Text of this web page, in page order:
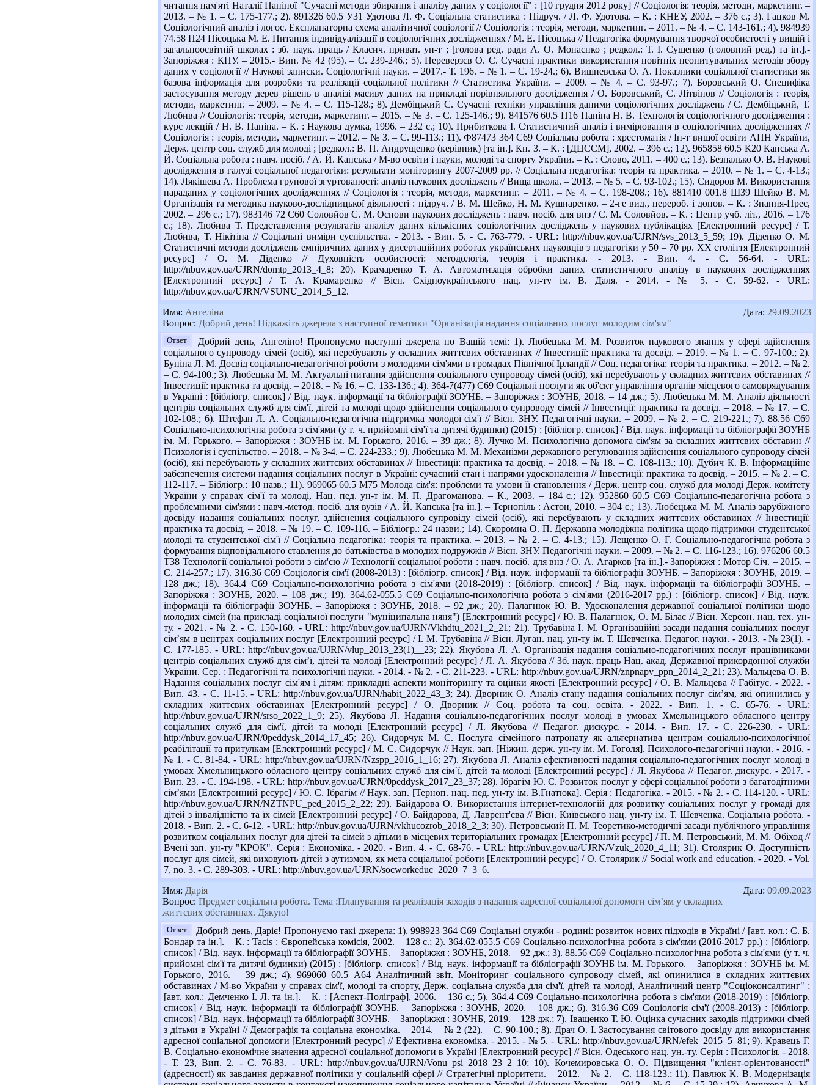
читання пам'яті Наталії Паніної "Сучасні методи збирання і аналізу даних у соціології" : [10 грудня 2012 року] // Соціологія: теорія, методи, маркетинг. –
2013. – № 1. – С. 175-177.; 2). 891326 60.5 У31 Удотова Л. Ф. Соціальна статистика : Підруч. / Л. Ф. Удотова. – К. : КНЕУ, 2002. – 376 с.; 3). Гацков М.
Соціологічний аналіз і логос. Експланаторна схема аналітичної соціології // Соціологія : теорія, методи, маркетинг. – 2011. – № 4. – С. 143-161.; 4). 984939
74.58 П24 Пісоцька М. Е. Питання індивідуалізації в соціологічних дослідженнях / М. Е. Пісоцька // Педагогіка формування творчої особистості у вищій і
загальноосвітній школах : зб. наук. праць / Класич. приват. ун-т ; [голова ред. ради А. О. Монаєнко ; редкол.: Т. І. Сущенко (головний ред.) та ін.].-
Запоріжжя : КПУ. – 2015.- Вип. № 42 (95). – С. 239-246.; 5). Переверзєв О. С. Сучасні практики використання новітніх неопитувальних методів збору
даних у соціології // Наукові записки. Соціологічні науки. – 2017.- Т. 196. – № 1. – С. 19-24.; 6). Вишневська О. А. Показники соціальної статистики як
базова інформація для розробки та реалізації соціальної політики // Статистика України. – 2009. – № 4. – С. 93-97.; 7). Боровський О. Специфіка
застосування методу дерев рішень в аналізі масиву даних на прикладі порівняльного дослідження / О. Боровський, С. Літвінов // Соціологія : теорія,
методи, маркетинг. – 2009. – № 4. – С. 115-128.; 8). Дембіцький С. Сучасні техніки управління даними соціологічних досліджень / С. Дембіцький, Т.
Любива // Соціологія: теорія, методи, маркетинг. – 2015. – № 3. – С. 125-146.; 9). 841576 60.5 П16 Паніна Н. В. Технологія соціологічного дослідження :
курс лекцій / Н. В. Паніна. – К. : Наукова думка, 1996. – 232 с.; 10). Прибиткова І. Статистичний аналіз і вимірювання в соціологічних дослідженнях //
Соціологія : теорія, методи, маркетинг. – 2012. – № 3. – С. 99-113.; 11). Ф87473 364 С69 Соціальна робота : хрестоматія / Ін-т вищої освіти АПН України,
Держ. центр соц. служб для молоді ; [редкол.: В. П. Андрущенко (керівник) [та ін.]. Кн. 3. – К. : [ДЦССМ], 2002. – 396 с.; 12). 965858 60.5 К20 Капська А.
Й. Соціальна робота : навч. посіб. / А. Й. Капська / М-во освіти і науки, молоді та спорту України. – К. : Слово, 2011. – 400 с.; 13). Безпалько О. В. Наукові
дослідження в галузі соціальної педагогіки: результати моніторингу 2007-2009 рр. // Соціальна педагогіка: теорія та практика. – 2010. – № 1. – С. 4-13.;
14). Лякішева А. Проблема групової згуртованості: аналіз наукових досліджень // Вища школа. – 2013. – № 5. – С. 93-102.; 15). Сидоров М. Використання
параданих у соціологічних дослідженнях // Соціологія : теорія, методи, маркетинг. – 2011. – № 4. – С. 198-208.; 16). 881410 001.8 Ш39 Шейко В. М.
Організація та методика науково-дослідницької діяльності : підруч. / В. М. Шейко, Н. М. Кушнаренко. – 2-ге вид., перероб. і допов. – К. : Знання-Прес,
2002. – 296 с.; 17). 983146 72 С60 Соловйов С. М. Основи наукових досліджень : навч. посіб. для внз / С. М. Соловйов. – К. : Центр учб. літ., 2016. – 176
с.; 18). Любива Т. Представлення результатів аналізу даних кількісних соціологічних досліджень у наукових публікаціях [Електронний ресурс] / Т.
Любива, Т. Нікітіна // Соціальні виміри суспільства. - 2013. - Вип. 5. - С. 763-779. - URL: http://nbuv.gov.ua/UJRN/svs_2013_5_59; 19). Діденко О. М.
Статистичні методи досліджень емпіричних даних у дисертаційних роботах українських науковців з педагогіки у 50 – 70 рр. ХХ століття [Електронний
ресурс] / О. М. Діденко // Духовність особистості: методологія, теорія і практика. - 2013. - Вип. 4. - С. 56-64. - URL:
http://nbuv.gov.ua/UJRN/domtp_2013_4_8; 20). Крамаренко Т. А. Автоматизація обробки даних статистичного аналізу в наукових дослідженнях
[Електронний ресурс] / Т. А. Крамаренко // Вісн. Східноукраїнського нац. ун-ту ім. В. Даля. - 2014. - № 5. - С. 59-62. - URL:
http://nbuv.gov.ua/UJRN/VSUNU_2014_5_12.
Дата: 29.09.2023
Имя: Ангеліна
Вопрос: Добрий день! Підкажіть джерела з наступної тематики "Організація надання соціальних послуг молодим сім'ям"
Ответ
Добрий день, Ангеліно! Пропонуємо наступні джерела по Вашій темі: 1). Любецька М. М. Розвиток наукового знання у сфері здійснення
соціального супроводу сімей (осіб), які перебувають у складних життєвих обставинах // Інвестиції: практика та досвід. – 2019. – № 1. – С. 97-100.; 2).
Буніна Л. М. Досвід соціально-педагогічної роботи з молодими сім'ями в громадах Північної Ірландії // Соц. педагогіка: теорія та практика. – 2012. – № 2.
– С. 94-100.; 3). Любецька М. М. Актуальні питання здійснення соціального супроводу сімей (осіб), які перебувають у складних життєвих обставинах //
Інвестиції: практика та досвід. – 2018. – № 16. – С. 133-136.; 4). 364-7(477) С69 Соціальні послуги як об'єкт управління органів місцевого самоврядування
в Україні : [бібліогр. список] / Від. наук. інформації та бібліографії ЗОУНБ. – Запоріжжя : ЗОУНБ, 2018. – 14 дж.; 5). Любецька М. М. Аналіз діяльності
центрів соціальних служб для сім'ї, дітей та молоді щодо здійснення соціального супроводу сімей // Інвестиції: практика та досвід. – 2018. – № 17. – С.
102-108.; 6). Штефан Л. А. Соціально-педагогічна підтримка молодої сім'ї // Вісн. ЗНУ. Педагогічні науки. – 2009. – № 2. – С. 219-221.; 7). 88.56 С69
Соціально-психологічна робота з сім'ями (у т. ч. прийомні сім'ї та дитячі будинки) (2015) : [бібліогр. список] / Від. наук. інформації та бібліографії ЗОУНБ
ім. М. Горького. – Запоріжжя : ЗОУНБ ім. М. Горького, 2016. – 39 дж.; 8). Лучко М. Психологічна допомога сім'ям за складних життєвих обставин //
Психологія і суспільство. – 2018. – № 3-4. – С. 224-233.; 9). Любецька М. М. Механізми державного регулювання здійснення соціального супроводу сімей
(осіб), які перебувають у складних життєвих обставинах // Інвестиції: практика та досвід. – 2018. – № 18. – С. 108-113.; 10). Дубич К. В. Інформаційне
забезпечення системи надання соціальних послуг в Україні: сучасний стан і напрями удосконалення // Інвестиції: практика та досвід. – 2015. – № 2. – С.
112-117. – Бібліогр.: 10 назв.; 11). 969065 60.5 М75 Молода сім'я: проблеми та умови її становлення / Держ. центр соц. служб для молоді Держ. комітету
України у справах сім'ї та молоді, Нац. пед. ун-т ім. М. П. Драгоманова. – К., 2003. – 184 с.; 12). 952860 60.5 С69 Соціально-педагогічна робота з
проблемними сім'ями : навч.-метод. посіб. для вузів / А. Й. Капська [та ін.]. – Тернопіль : Астон, 2010. – 304 с.; 13). Любецька М. М. Аналіз зарубіжного
досвіду надання соціальних послуг, здійснення соціального супровіду сімей (осіб), які перебувають у складних життєвих обставинах // Інвестиції:
практика та досвід. – 2018. – № 19. – С. 109-116. – Бібліогр.: 24 назви.; 14). Скоромна О. П. Державна молодіжна політика щодо підтримки студентської
молоді та студентської сім'ї // Соціальна педагогіка: теорія та практика. – 2013. – № 2. – С. 4-13.; 15). Лещенко О. Г. Соціально-педагогічна робота з
формування відповідального ставлення до батьківства в молодих подружжів // Вісн. ЗНУ. Педагогічні науки. – 2009. – № 2. – С. 116-123.; 16). 976206 60.5
Т38 Технології соціальної роботи з сім'єю // Технології соціальної роботи : навч. посіб. для внз / О. А. Агарков [та ін.].- Запоріжжя : Мотор Січ. – 2015. –
С. 214-257.; 17). 316.36 С69 Соціологія сім'ї (2008-2013) : [бібліогр. список] / Від. наук. інформації та бібліографії ЗОУНБ. – Запоріжжя : ЗОУНБ, 2019. –
128 дж.; 18). 364.4 С69 Соціально-психологічна робота з сім'ями (2018-2019) : [бібліогр. список] / Від. наук. інформації та бібліографії ЗОУНБ. –
Запоріжжя : ЗОУНБ, 2020. – 108 дж.; 19). 364.62-055.5 С69 Соціально-психологічна робота з сім'ями (2016-2017 рр.) : [бібліогр. список] / Від. наук.
інформації та бібліографії ЗОУНБ. – Запоріжжя : ЗОУНБ, 2018. – 92 дж.; 20). Палагнюк Ю. В. Удосконалення державної соціальної політики щодо
молодих сімей (на прикладі соціальної послуги "муніципальна няня") [Електронний ресурс] / Ю. В. Палагнюк, О. М. Білас // Вісн. Херсон. нац. тех. ун-
ту. - 2021. - № 2. - С. 150-160. - URL: http://nbuv.gov.ua/UJRN/Vkhdtu_2021_2_21; 21). Трубавіна І. М. Організаційні засади надання соціальних послуг
сім’ям в центрах соціальних послуг [Електронний ресурс] / І. М. Трубавіна // Вісн. Луган. нац. ун-ту ім. Т. Шевченка. Педагог. науки. - 2013. - № 23(1). -
С. 177-185. - URL: http://nbuv.gov.ua/UJRN/vlup_2013_23(1)__23; 22). Якубова Л. А. Організація надання соціально-педагогічних послуг працівниками
центрів соціальних служб для сім’ї, дітей та молоді [Електронний ресурс] / Л. А. Якубова // Зб. наук. праць Нац. акад. Державної прикордонної служби
України. Сер. : Педагогічні та психологічні науки. - 2014. - № 2. - С. 211-223. - URL: http://nbuv.gov.ua/UJRN/znpnapv_ppn_2014_2_21; 23). Мальцева О. В.
Надання соціальних послуг сім'ям і дітям: прикладні аспекти моніторингу та оцінки якості [Електронний ресурс] / О. В. Мальцева // Габітус. - 2022. -
Вип. 43. - С. 11-15. - URL: http://nbuv.gov.ua/UJRN/habit_2022_43_3; 24). Дворник О. Аналіз стану надання соціальних послуг сім’ям, які опинились у
складних життєвих обставинах [Електронний ресурс] / О. Дворник // Соц. робота та соц. освіта. - 2022. - Вип. 1. - С. 65-76. - URL:
http://nbuv.gov.ua/UJRN/srso_2022_1_9; 25). Якубова Л. Надання соціально-педагогічних послуг молоді в умовах Хмельницького обласного центру
соціальних служб для сім'ї, дітей та молоді [Електронний ресурс] / Л. Якубова // Педагог. дискурс. - 2014. - Вип. 17. - С. 226-230. - URL:
http://nbuv.gov.ua/UJRN/0peddysk_2014_17_45; 26). Сидорчук М. С. Послуга сімейного патронату як альтернатива центрам соціально-психологічної
реабілітації та притулкам [Електронний ресурс] / М. С. Сидорчук // Наук. зап. [Ніжин. держ. ун-ту ім. М. Гоголя]. Психолого-педагогічні науки. - 2016. -
№ 1. - С. 81-84. - URL: http://nbuv.gov.ua/UJRN/Nzspp_2016_1_16; 27). Якубова Л. Аналіз ефективності надання соціально-педагогічних послуг молоді в
умовах Хмельницького обласного центру соціальних служб для сім`ї, дітей та молоді [Електронний ресурс] / Л. Якубова // Педагог. дискурс. - 2017. -
Вип. 23. - С. 194-198. - URL: http://nbuv.gov.ua/UJRN/0peddysk_2017_23_37; 28). Ібрагім Ю. С. Розвиток послуг у сфері соціальної роботи з багатодітними
сім’ями [Електронний ресурс] / Ю. С. Ібрагім // Наук. зап. [Терноп. нац. пед. ун-ту ім. В.Гнатюка]. Серія : Педагогіка. - 2015. - № 2. - С. 114-120. - URL:
http://nbuv.gov.ua/UJRN/NZTNPU_ped_2015_2_22; 29). Байдарова О. Використання інтернет-технологій для розвитку соціальних послуг у громаді для
дітей з інвалідністю та їх сімей [Електронний ресурс] / О. Байдарова, Д. Лаврент'єва // Вісн. Київського нац. ун-ту ім. Т. Шевченка. Соціальна робота. -
2018. - Вип. 2. - С. 6-12. - URL: http://nbuv.gov.ua/UJRN/vkhucozrob_2018_2_3; 30). Петровський П. М. Теоретико-методичні засади публічного управління
розвитком соціальних послуг для дітей та сімей з дітьми в місцевих територіальних громадах [Електронний ресурс] / П. М. Петровський, М. М. Обіход //
Вчені зап. ун-ту "КРОК". Серія : Економіка. - 2020. - Вип. 4. - С. 68-76. - URL: http://nbuv.gov.ua/UJRN/Vzuk_2020_4_11; 31). Столярик О. Доступність
послуг для сімей, які виховують дітей з аутизмом, як мета соціальної роботи [Електронний ресурс] / О. Столярик // Social work and education. - 2020. - Vol.
7, no. 3. - С. 289-303. - URL: http://nbuv.gov.ua/UJRN/socworkeduc_2020_7_3_6.
Дата: 09.09.2023
Имя: Дарія
Вопрос: Предмет соціальна робота. Тема :Планування та реалізація заходів з надання адресної соціальної допомоги сім’ям у складних
життєвих обставинах. Дякую!
Ответ
Добрий день, Даріє! Пропонуємо такі джерела: 1). 998923 364 С69 Соціальні служби - родині: розвиток нових підходів в Україні / [авт. кол.: С. Б.
Бондар та ін.]. – К. : Tacis : Європейська комісія, 2002. – 128 с.; 2). 364.62-055.5 С69 Соціально-психологічна робота з сім'ями (2016-2017 рр.) : [бібліогр.
список] / Від. наук. інформації та бібліографії ЗОУНБ. – Запоріжжя : ЗОУНБ, 2018. – 92 дж.; 3). 88.56 С69 Соціально-психологічна робота з сім'ями (у т. ч.
прийомні сім'ї та дитячі будинки) (2015) : [бібліогр. список] / Від. наук. інформації та бібліографії ЗОУНБ ім. М. Горького. – Запоріжжя : ЗОУНБ ім. М.
Горького, 2016. – 39 дж.; 4). 969060 60.5 А64 Аналітичний звіт. Моніторинг соціального супроводу сімей, які опинилися в складних життєвих
обставинах / М-во України у справах сім'ї, молоді та спорту, Держ. соціальна служба для сім'ї, дітей та молоді, Аналітичний центр "Соціоконсалтинг" ;
[авт. кол.: Демченко І. Л. та ін.]. – К. : [Аспект-Поліграф], 2006. – 136 с.; 5). 364.4 С69 Соціально-психологічна робота з сім'ями (2018-2019) : [бібліогр.
список] / Від. наук. інформації та бібліографії ЗОУНБ. – Запоріжжя : ЗОУНБ, 2020. – 108 дж.; 6). 316.36 С69 Соціологія сім'ї (2008-2013) : [бібліогр.
список] / Від. наук. інформації та бібліографії ЗОУНБ. – Запоріжжя : ЗОУНБ, 2019. – 128 дж.; 7). Іващенко Т. Ю. Оцінка сучасних заходів підтримки сімей
з дітьми в Україні // Демографія та соціальна економіка. – 2014. – № 2 (22). – С. 90-100.; 8). Драч О. І. Застосування світового досвіду для використання
адресної соціальної допомоги [Електронний ресурс] // Ефективна економіка. - 2015. - № 5. - URL: http://nbuv.gov.ua/UJRN/efek_2015_5_81; 9). Кравець Г.
В. Соціально-економічне значення адресної соціальної допомоги в Україні [Електронний ресурс] // Вісн. Одеського нац. ун.-ту. Серія : Психологія. - 2018.
- Т. 23, Вип. 2. - С. 76-83. - URL: http://nbuv.gov.ua/UJRN/Vonu_psi_2018_23_2_10; 10). Кочемировська О. О. Підвищення "клієнт-орієнтованості"
(адресності) як завдання державної політики у соціальній сфері // Стратегічні пріоритети. – 2012. – № 2. – С. 118-123.; 11). Павлюк К. В. Модернізація